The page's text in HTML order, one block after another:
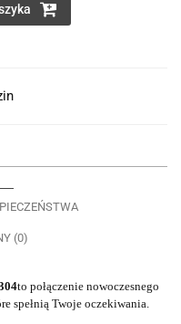
(0)
to połączenie nowoczesnego
spełnią Twoje oczekiwania.